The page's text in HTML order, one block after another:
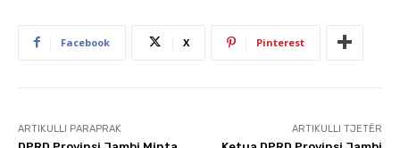
Facebook X Pinterest
ARTIKULLI PARAPRAK ARTIKULLI TJETËR